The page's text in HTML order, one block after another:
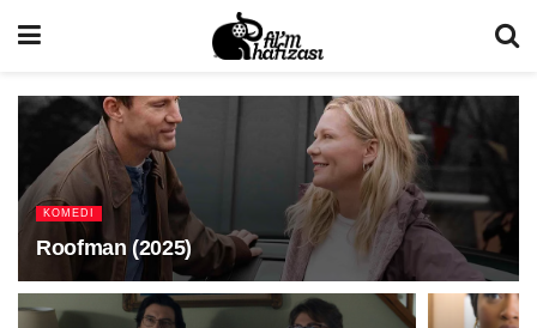
KOMEDI
Roofman (2025)